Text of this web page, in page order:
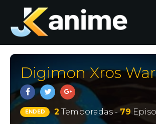
Digimon Xros
ENDED 2 Temporadas -79